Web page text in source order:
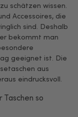
schätzen wissen.
Accessoires, die
sind. Deshalb
bekommt man
geeignet ist. Die
aus
eindrucksvoll.
Taschen so